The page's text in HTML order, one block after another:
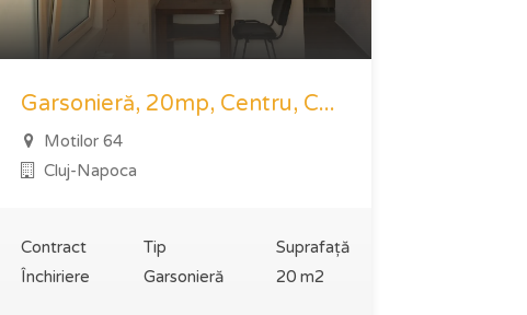
Garsonieră, 20mp, Centru, C...
Motilor 64
Cluj-Napoca
Contract
Închiriere
Tip
Garsonieră
Suprafață
20 m2